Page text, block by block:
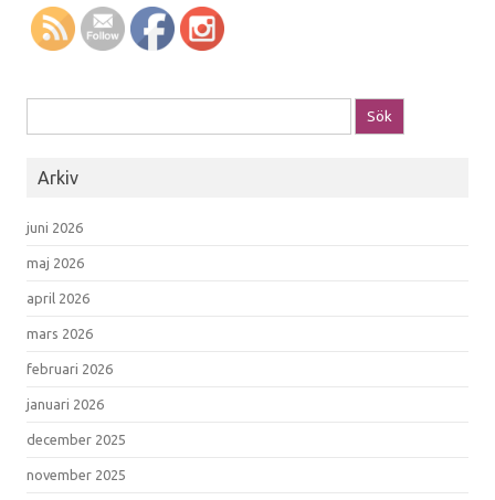
Arkiv
juni 2026
maj 2026
april 2026
mars 2026
februari 2026
januari 2026
december 2025
november 2025